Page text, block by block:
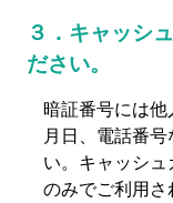
３．キャッシ
ださい。
暗証番号には
月日、電話番
い。キャッシ
のみでご利用さ